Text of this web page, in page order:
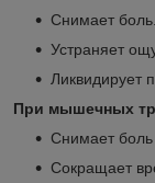
Снимает боль.
Устраняет
Ликвидирует
При мышечных
Снимает боль
Сокращает